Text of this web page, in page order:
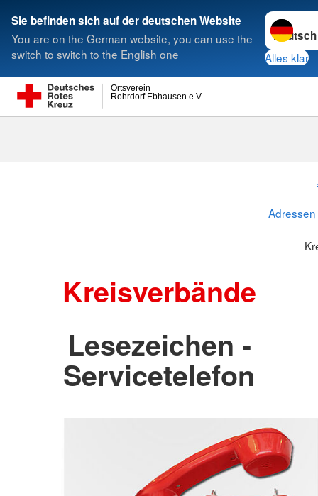
Sie befinden sich auf der deutschen Website
You are on the German website, you can use the
switch to switch to the English one
Sprache
Alles klar
Rohrdorf Ebhausen e.V.
Ortsverein
Suche
Kreisverbände
Lesezeichen -
Servicetelefon